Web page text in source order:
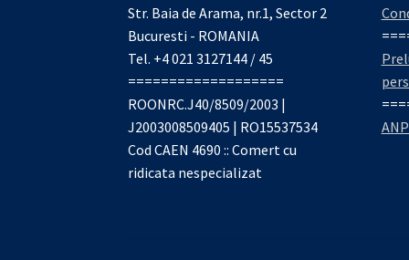
Str. Baia de Arama, nr.1, Sector 2
Bucuresti - ROMANIA
Tel. +4 021 3127144 / 45
===================
ROONRC.J40/8509/2003 |
J2003008509405 | RO15537534
Cod CAEN 4690 :: Comert cu
ridicata nespecializat